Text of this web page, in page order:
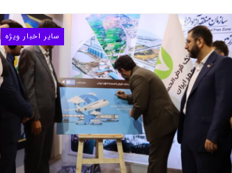
سایر اخبار ویژه